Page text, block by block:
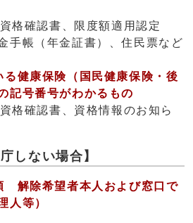
書、限度額適用認定
手帳（年金証書）、住民票など
健康保険（国民健康保険・後
記号番号がわかるもの
書、資格情報のお知ら
しない場合】
解除希望者本人および窓口で
人等）